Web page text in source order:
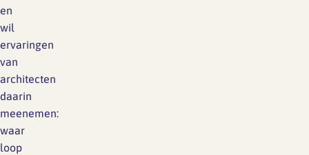
en
wil
ervaringen
van
architecten
daarin
meenemen:
waar
loop